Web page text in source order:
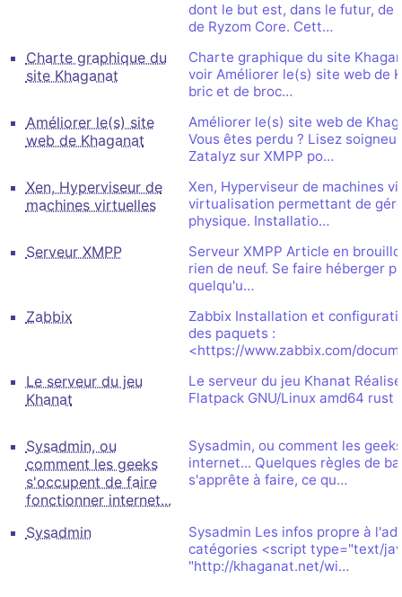
dont le but est, dans le futur, de
de Ryzom Core. Cett…
Charte graphique du
site Khaganat
Charte graphique du site
voir Améliorer le(s) site web de
bric et de broc…
Améliorer le(s) site
web de Khaganat
Améliorer le(s) site web de
Vous êtes perdu ? Lisez
Zatalyz sur XMPP po…
Xen, Hyperviseur de
machines virtuelles
Xen, Hyperviseur de machines
virtualisation permettant de
physique. Installatio…
Serveur XMPP
Serveur XMPP Article en
rien de neuf. Se faire héberger
quelqu'u…
Zabbix
Zabbix Installation et
des paquets :
<https://www.zabbix.com/
Le serveur du jeu
Khanat
Le serveur du jeu Khanat
Flatpack GNU/Linux amd64 rust
Sysadmin, ou
comment les geeks
s'occupent de faire
fonctionner internet...
Sysadmin, ou comment les
internet... Quelques règles de
s'apprête à faire, ce qu…
Sysadmin
Sysadmin Les infos propre à
catégories <script type="text/
"http://khaganat.net/wi…